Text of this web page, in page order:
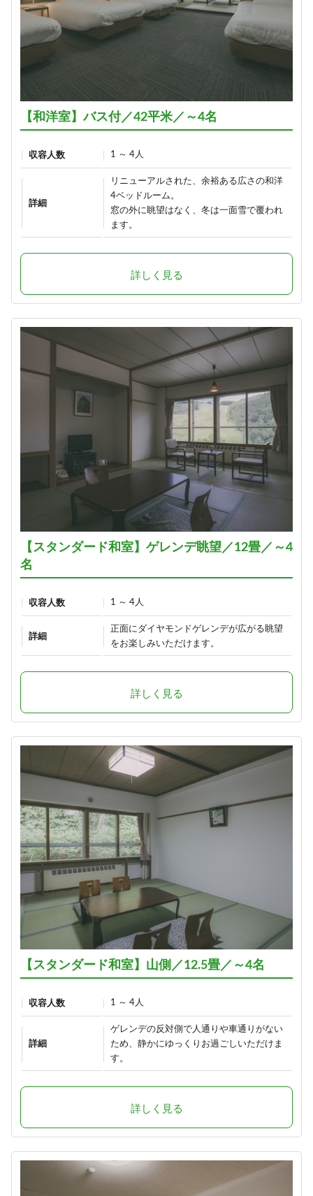
【和洋室】バス付／42平米／～4名
収容人数 1 ～ 4人
詳細
リニューアルされた、余裕ある広さの和洋
4ベッドルーム。
窓の外に眺望はなく、冬は一面雪で覆われ
ます。
詳しく見る
【スタンダード和室】ゲレンデ眺望／12畳／～4
名
収容人数 1 ～ 4人
詳細
正面にダイヤモンドゲレンデが広がる眺望
をお楽しみいただけます。
詳しく見る
【スタンダード和室】山側／12.5畳／～4名
収容人数 1 ～ 4人
詳細
ゲレンデの反対側で人通りや車通りがない
ため、静かにゆっくりお過ごしいただけま
す。
詳しく見る